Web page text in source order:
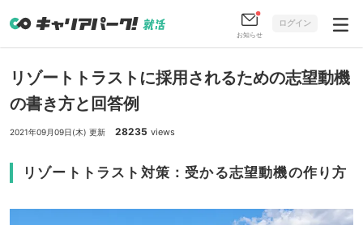
お知らせ
ログイン
リゾートトラストに採用されるための志望動機
の書き方と回答例
2021年09月09日(木) 更新 28235 views
リゾートトラスト対策：受かる志望動機の作り方